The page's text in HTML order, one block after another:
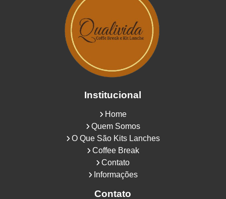
Institucional
Home
Quem Somos
O Que São Kits Lanches
Coffee Break
Contato
Informações
Contato